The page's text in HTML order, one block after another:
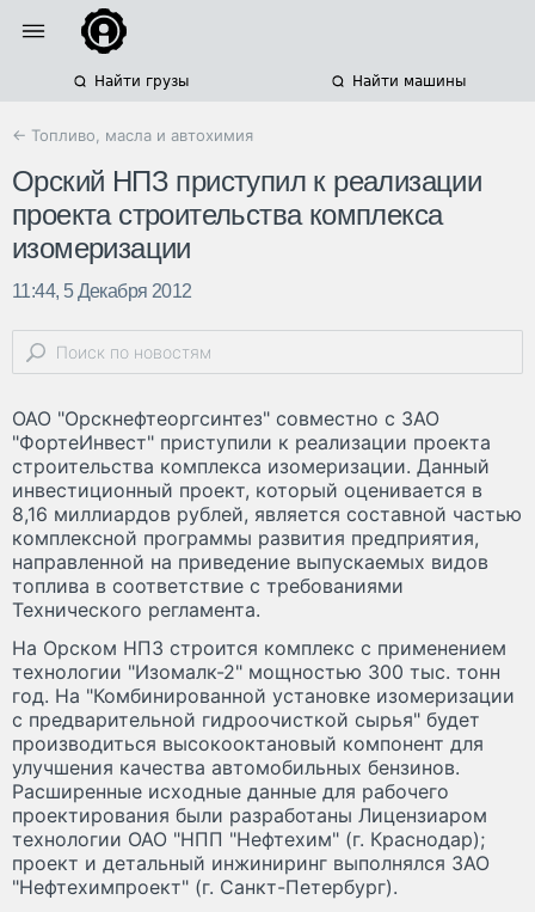
Найти грузы Найти машины
← Топливо, масла и автохимия
Орский НПЗ приступил к реализации
проекта строительства комплекса
изомеризации
11:44, 5 Декабря 2012
ОАО "Орскнефтеоргсинтез" совместно с ЗАО
"ФортеИнвест" приступили к реализации проекта
строительства комплекса изомеризации. Данный
инвестиционный проект, который оценивается в
8,16 миллиардов рублей, является составной частью
комплексной программы развития предприятия,
направленной на приведение выпускаемых видов
топлива в соответствие с требованиями
Технического регламента.
На Орском НПЗ строится комплекс с применением
технологии "Изомалк-2" мощностью 300 тыс. тонн
год. На "Комбинированной установке изомеризации
с предварительной гидроочисткой сырья" будет
производиться высокооктановый компонент для
улучшения качества автомобильных бензинов.
Расширенные исходные данные для рабочего
проектирования были разработаны Лицензиаром
технологии ОАО "НПП "Нефтехим" (г. Краснодар);
проект и детальный инжиниринг выполнялся ЗАО
"Нефтехимпроект" (г. Санкт-Петербург).